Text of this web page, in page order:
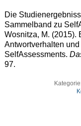
Die
Sammelband zu
Wosnitza, M. (2015).
Antwortverhalten
SelfAssessments.
97.